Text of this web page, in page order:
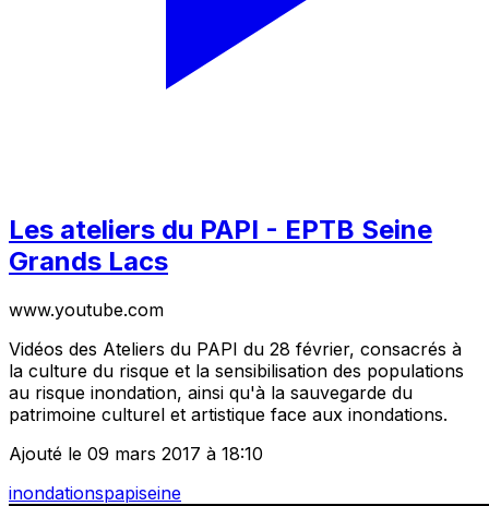
Les ateliers du PAPI - EPTB Seine
Grands Lacs
www.youtube.com
Vidéos des Ateliers du PAPI du 28 février, consacrés à
la culture du risque et la sensibilisation des populations
au risque inondation, ainsi qu'à la sauvegarde du
patrimoine culturel et artistique face aux inondations.
Ajouté le 09 mars 2017 à 18:10
inondationspapiseine